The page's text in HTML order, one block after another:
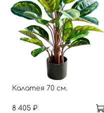
Калатея 70 см.
8 405 ₽